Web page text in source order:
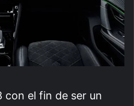
con el fin de ser un